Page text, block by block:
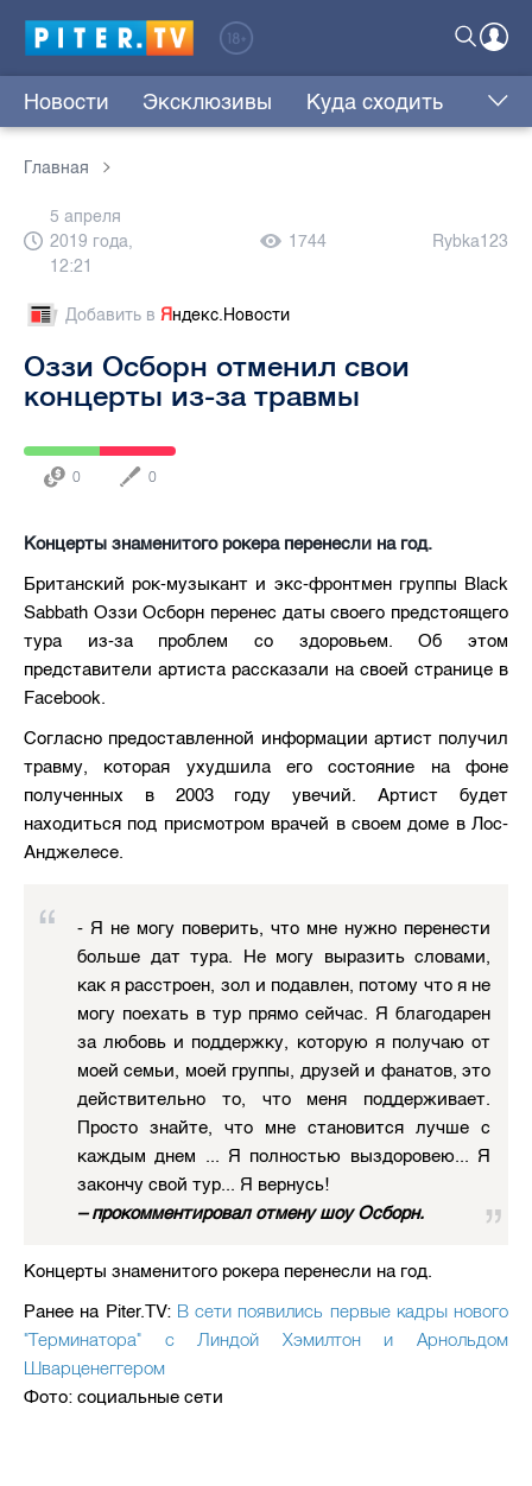
Новости Эксклюзивы Куда сходить
Главная
5 апреля
2019 года,
12:21
1744 Rybka123
Добавить в Яндекс.Новости
Оззи Осборн отменил свои
концерты из-за травмы
0 0
Концерты знаменитого рокера перенесли на год.
Британский рок-музыкант и экс-фронтмен группы Black
Sabbath Оззи Осборн перенес даты своего предстоящего
тура из-за проблем со здоровьем. Об этом
представители артиста рассказали на своей странице в
Facebook.
Согласно предоставленной информации артист получил
травму, которая ухудшила его состояние на фоне
полученных в 2003 году увечий. Артист будет
находиться под присмотром врачей в своем доме в Лос-
Анджелесе.
- Я не могу поверить, что мне нужно перенести
больше дат тура. Не могу выразить словами,
как я расстроен, зол и подавлен, потому что я не
могу поехать в тур прямо сейчас. Я благодарен
за любовь и поддержку, которую я получаю от
моей семьи, моей группы, друзей и фанатов, это
действительно то, что меня поддерживает.
Просто знайте, что мне становится лучше с
каждым днем ​​... Я полностью выздоровею... Я
закончу свой тур... Я вернусь!
– прокомментировал отмену шоу Осборн.
Концерты знаменитого рокера перенесли на год.
Ранее на Piter.TV: В сети появились первые кадры нового
"Терминатора" с Линдой Хэмилтон и Арнольдом
Шварценеггером
Фото: социальные сети